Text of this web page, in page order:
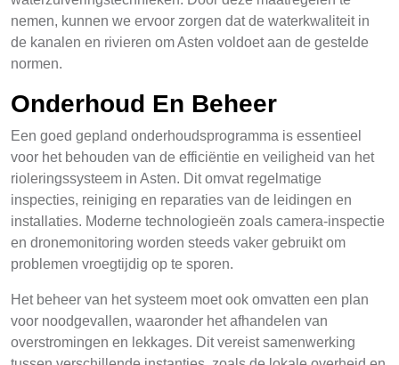
nemen, kunnen we ervoor zorgen dat de waterkwaliteit in
de kanalen en rivieren om Asten voldoet aan de gestelde
normen.
Onderhoud En Beheer
Een goed gepland onderhoudsprogramma is essentieel
voor het behouden van de efficiëntie en veiligheid van het
rioleringssysteem in Asten. Dit omvat regelmatige
inspecties, reiniging en reparaties van de leidingen en
installaties. Moderne technologieën zoals camera-inspectie
en dronemonitoring worden steeds vaker gebruikt om
problemen vroegtijdig op te sporen.
Het beheer van het systeem moet ook omvatten een plan
voor noodgevallen, waaronder het afhandelen van
overstromingen en lekkages. Dit vereist samenwerking